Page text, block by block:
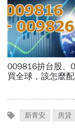
新青安 房貸